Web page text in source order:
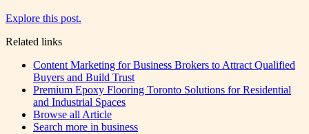
Explore this post.
Related links
Content Marketing for Business Brokers to Attract Qualified
Buyers and Build Trust
Premium Epoxy Flooring Toronto Solutions for Residential
and Industrial Spaces
Browse all Article
Search more in business